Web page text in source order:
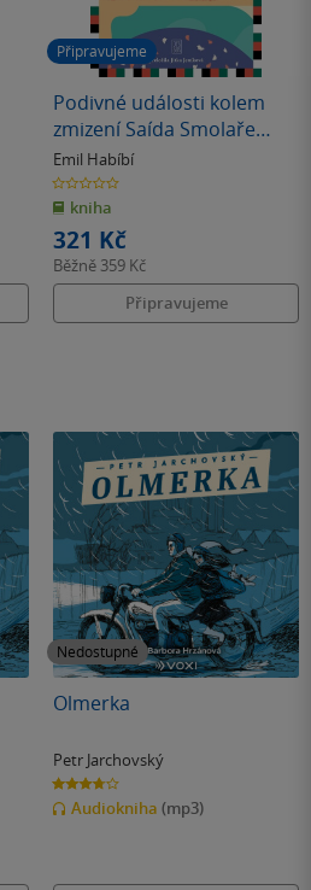
Připravujeme
Podivné události kolem
zmizení Saída Smolaře
Pesoptimisty
Emil Habíbí
0.0
z
5
hvězdiček
kniha
321 Kč
Běžně 359 Kč
Připravujeme
Nedostupné
Olmerka
Petr Jarchovský
3.7
z
5
hvězdiček
Audiokniha (mp3)